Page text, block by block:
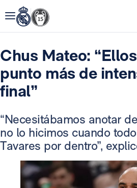
Chus Mateo:
punto más de
final”
“Necesitábamos anotar
no lo hicimos cuando
Tavares por dentro”,